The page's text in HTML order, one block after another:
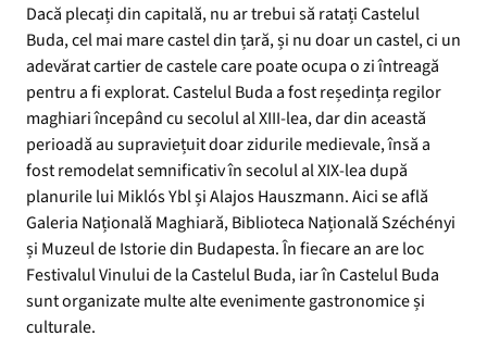
Dacă plecați din capitală, nu ar trebui să ratați Castelul
Buda, cel mai mare castel din țară, și nu doar un castel, ci un
adevărat cartier de castele care poate ocupa o zi întreagă
pentru a fi explorat. Castelul Buda a fost reședința regilor
maghiari începând cu secolul al XIII-lea, dar din această
perioadă au supraviețuit doar zidurile medievale, însă a
fost remodelat semnificativ în secolul al XIX-lea după
planurile lui Miklós Ybl și Alajos Hauszmann. Aici se află
Galeria Națională Maghiară, Biblioteca Națională Széchényi
și Muzeul de Istorie din Budapesta. În fiecare an are loc
Festivalul Vinului de la Castelul Buda, iar în Castelul Buda
sunt organizate multe alte evenimente gastronomice și
culturale.